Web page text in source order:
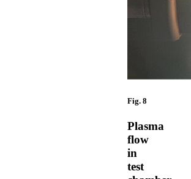
Fig. 8
Plasma
flow
in
test